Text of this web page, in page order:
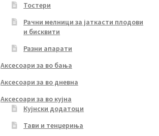
Тостери
Рачни мелници за јаткасти плодови
и бисквити
Разни апарати
Аксесоари за во бања
Аксесоари за во дневна
Аксесоари за во кујна
Кујнски додатоци
Тави и тенџериња